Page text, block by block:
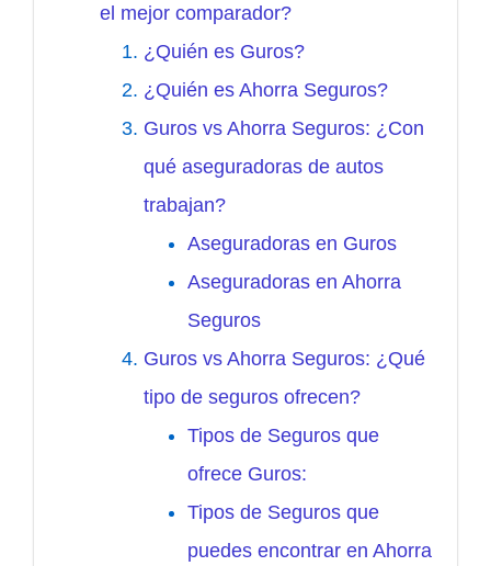
el mejor comparador?
¿Quién es Guros?
¿Quién es Ahorra Seguros?
Guros vs Ahorra Seguros: ¿Con
qué aseguradoras de autos
trabajan?
Aseguradoras en Guros
Aseguradoras en Ahorra
Seguros
Guros vs Ahorra Seguros: ¿Qué
tipo de seguros ofrecen?
Tipos de Seguros que
ofrece Guros:
Tipos de Seguros que
puedes encontrar en Ahorra